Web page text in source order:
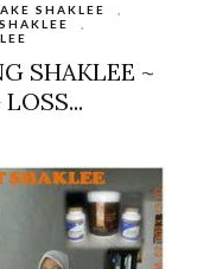
SHAKLEE
SHAKLEE ~